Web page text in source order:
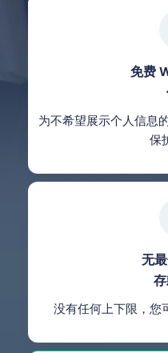
免费
为不希望展示个人信息
保
无
没有任何上下限，您